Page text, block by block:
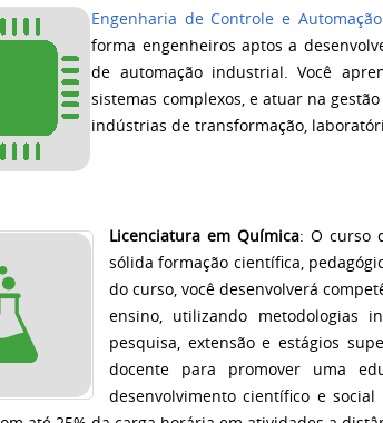
Engenharia de Controle e Automação
forma engenheiros aptos a
de automação industrial. Você
sistemas complexos, e atuar na
indústrias de transformação,
Licenciatura em Química: O curso
sólida formação científica,
do curso, você desenvolverá
ensino, utilizando metodologias
pesquisa, extensão e estágios
docente para promover uma
desenvolvimento científico e